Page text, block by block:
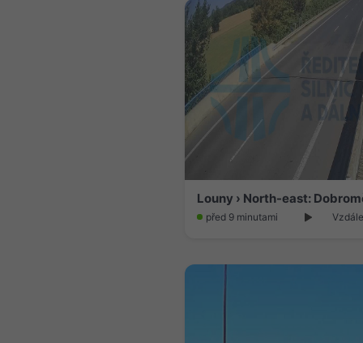
Louny › North-east:
před 9 minutami